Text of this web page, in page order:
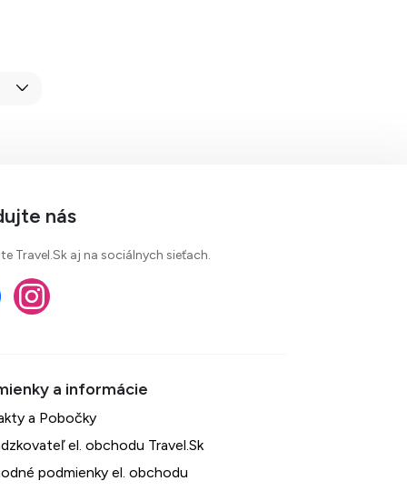
nás
Travel.Sk aj na sociálnych sieťach.
a Pobočky
el. obchodu Travel.Sk
podmienky el. obchodu